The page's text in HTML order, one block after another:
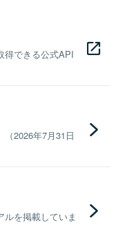
得できる公式API
2026年7月31日
を掲載していま